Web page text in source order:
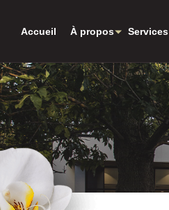
Accueil À propos Services